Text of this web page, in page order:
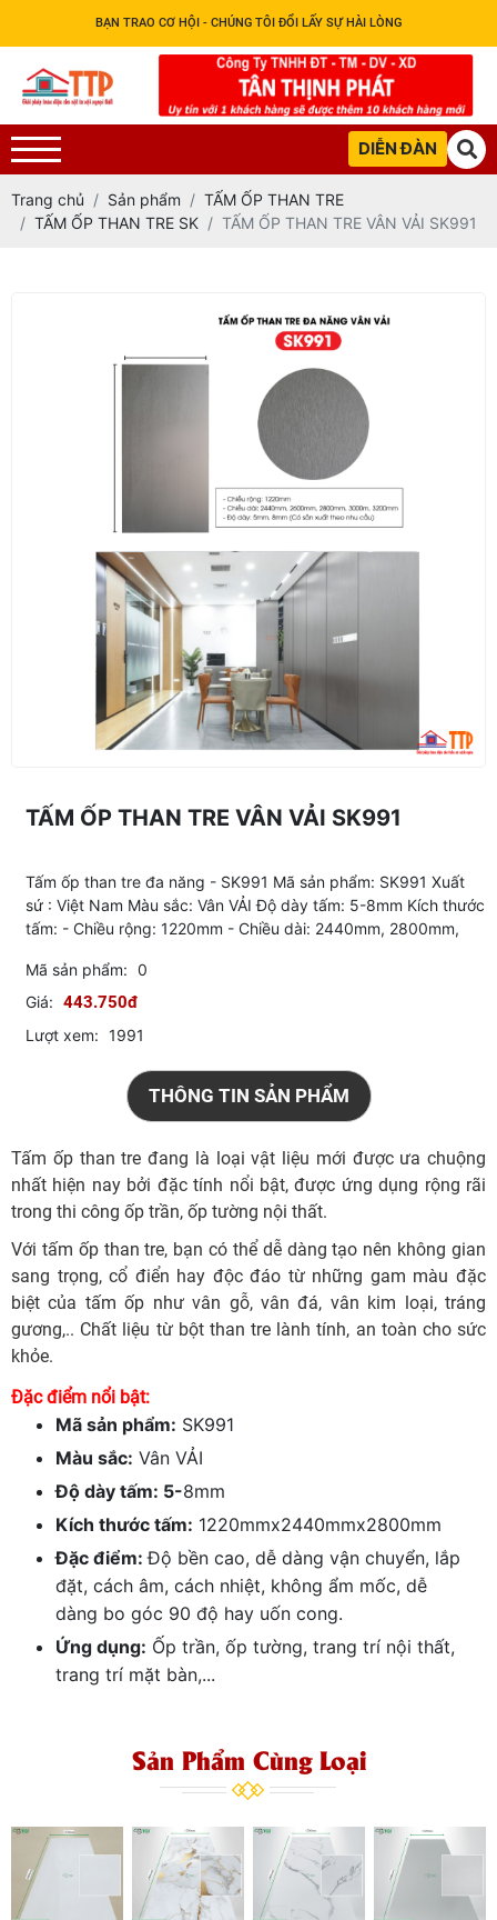
BẠN TRAO CƠ HỘI - CHÚNG TÔI ĐỔI LẤY SỰ HÀI LÒNG
DIỄN ĐÀN
Trang chủ Sản phẩm
TẤM ỐP THAN TRE
TẤM ỐP THAN TRE SK
TẤM ỐP THAN TRE VÂN VẢI SK991
TẤM ỐP THAN TRE VÂN VẢI SK991
Tấm ốp than tre đa năng - SK991 Mã sản phẩm: SK991 Xuất
sứ : Việt Nam Màu sắc: Vân VẢI Độ dày tấm: 5-8mm Kích thước
tấm: - Chiều rộng: 1220mm - Chiều dài: 2440mm, 2800mm,
Mã sản phẩm: 0
Giá: 443.750đ
Lượt xem: 1991
THÔNG TIN SẢN PHẨM
Tấm ốp than tre đang là loại vật liệu mới được ưa chuộng
nhất hiện nay bởi đặc tính nổi bật, được ứng dụng rộng rãi
trong thi công ốp trần, ốp tường nội thất.
Với tấm ốp than tre, bạn có thể dễ dàng tạo nên không gian
sang trọng, cổ điển hay độc đáo từ những gam màu đặc
biệt của tấm ốp như vân gỗ, vân đá, vân kim loại, tráng
gương,.. Chất liệu từ bột than tre lành tính, an toàn cho sức
khỏe.
Đặc điểm nổi bật:
Mã sản phẩm: SK991
Màu sắc: Vân VẢI
Độ dày tấm: 5-8mm
Kích thước tấm: 1220mmx2440mmx2800mm
Đặc điểm:Độ bền cao, dễ dàng vận chuyển, lắp
đặt, cách âm, cách nhiệt, không ẩm mốc, dễ
dàng bo góc 90 độ hay uốn cong.
Ứng dụng: Ốp trần, ốp tường, trang trí nội thất,
trang trí mặt bàn,...
Sản Phẩm Cùng Loại